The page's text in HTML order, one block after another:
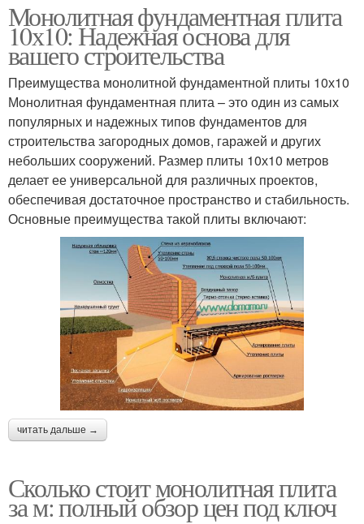
Монолитная фундаментная плита
10х10: Надежная основа для
вашего строительства
Преимущества монолитной фундаментной плиты 10х10
Монолитная фундаментная плита – это один из самых
популярных и надежных типов фундаментов для
строительства загородных домов, гаражей и других
небольших сооружений. Размер плиты 10х10 метров
делает ее универсальной для различных проектов,
обеспечивая достаточное пространство и стабильность.
Основные преимущества такой плиты включают:
читать дальше →
Сколько стоит монолитная плита
за м: полный обзор цен под ключ